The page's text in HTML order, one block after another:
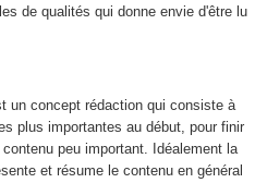
de qualités qui donne envie d'être lu
un concept rédaction qui consiste à
plus importantes au début, pour finir
peu important. Idéalement la
et résume le contenu en général